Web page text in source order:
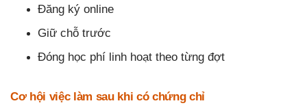
Đăng ký online
Giữ chỗ trước
Đóng học phí linh hoạt theo từng đợt
Cơ hội việc làm sau khi có chứng chỉ